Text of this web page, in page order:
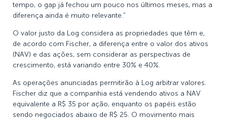
tempo, o gap já fechou um pouco nos últimos meses, mas a
diferença ainda é muito relevante.”
O valor justo da Log considera as propriedades que têm e,
de acordo com Fischer, a diferença entre o valor dos ativos
(NAV) e das ações, sem considerar as perspectivas de
crescimento, está variando entre 30% e 40%.
As operações anunciadas permitirão à Log arbitrar valores.
Fischer diz que a companhia está vendendo ativos a NAV
equivalente a R$ 35 por ação, enquanto os papéis estão
sendo negociados abaixo de R$ 25. O movimento mais